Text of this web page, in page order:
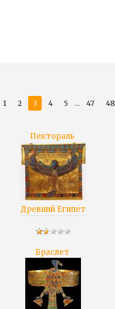
1 2 3 4 5 ... 47 48
Пектораль
Древний Египет
Браслет